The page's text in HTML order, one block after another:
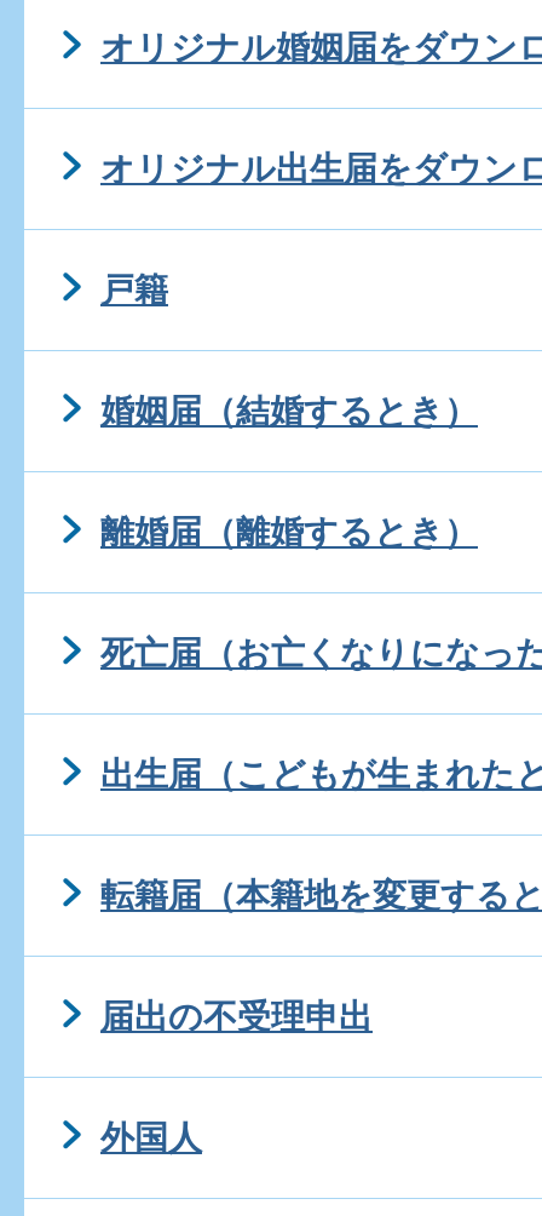
オリジナル婚姻届をダウン
オリジナル出生届をダウン
戸籍
婚姻届（結婚するとき）
離婚届（離婚するとき）
死亡届（お亡くなりになっ
出生届（こどもが生まれた
転籍届（本籍地を変更する
届出の不受理申出
外国人